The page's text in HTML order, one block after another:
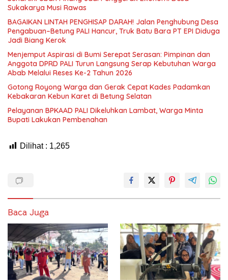
Sukakarya Musi Rawas
BAGAIKAN LINTAH PENGHISAP DARAH! Jalan Penghubung Desa
Pengabuan–Betung PALI Hancur, Truk Batu Bara PT EPI Diduga
Jadi Biang Kerok
Menjemput Aspirasi di Bumi Serepat Serasan: Pimpinan dan
Anggota DPRD PALI Turun Langsung Serap Kebutuhan Warga
Abab Melalui Reses Ke-2 Tahun 2026
Gotong Royong Warga dan Gerak Cepat Kades Padamkan
Kebakaran Kebun Karet di Betung Selatan
Pelayanan BPKAAD PALI Dikeluhkan Lambat, Warga Minta
Bupati Lakukan Pembenahan
Dilihat : 1,265
Baca Juga